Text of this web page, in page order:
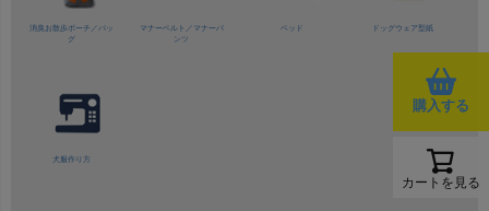
購入する
カートを見る
消臭お散歩ポーチ／バッ
グ
マナーベルト／ マナーパ
ンツ
ベッド ドッグウェア型紙
犬服作り方